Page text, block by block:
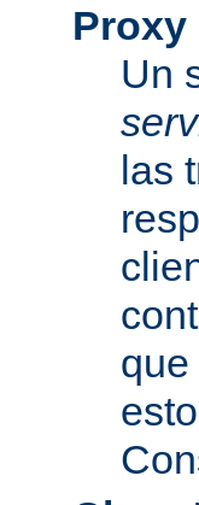
Proxy
Un
las